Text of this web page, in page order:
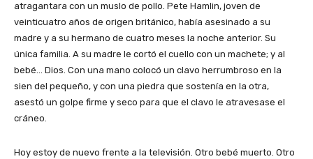
atragantara con un muslo de pollo. Pete Hamlin, joven de
veinticuatro años de origen británico, había asesinado a su
madre y a su hermano de cuatro meses la noche anterior. Su
única familia. A su madre le cortó el cuello con un machete; y al
bebé… Dios. Con una mano colocó un clavo herrumbroso en la
sien del pequeño, y con una piedra que sostenía en la otra,
asestó un golpe firme y seco para que el clavo le atravesase el
cráneo.
Hoy estoy de nuevo frente a la televisión. Otro bebé muerto. Otro